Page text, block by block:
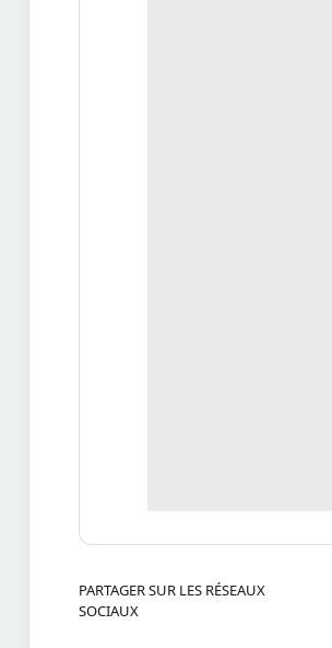
PARTAGER SUR LES RÉSEAUX
SOCIAUX